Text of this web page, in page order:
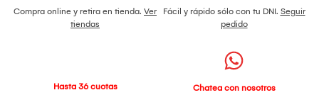
Compra online y retira en tienda. Ver
tiendas
Fácil y rápido sólo con tu DNI. Seguir
pedido
Hasta 36 cuotas
Chatea con nosotros